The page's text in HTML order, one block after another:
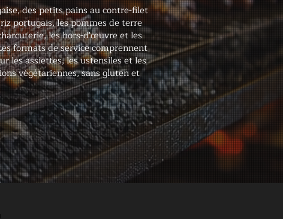
des petits pains au contre-filet
portugais, les pommes de terre
les hors-d'œuvre et les
formats de service comprennent
les assiettes, les ustensiles et les
végétariennes, sans gluten et